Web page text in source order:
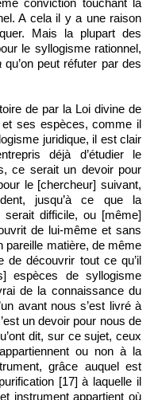
conviction touchant la
A cela il y a une raison
Mais la plupart des
le syllogisme rationnel,
qu’on peut réfuter par des
de par la Loi divine de
ses espèces, comme il
juridique, il est clair
déjà d’étudier le
ce serait un devoir pour
le [chercheur] suivant,
jusqu’à ce que la
difficile, ou [même]
de lui-même et sans
pareille matière, de même
de découvrir tout ce qu’il
espèces de syllogisme
de la connaissance du
avant nous s’est livré à
un devoir pour nous de
dit, sur ce sujet, ceux
ou non à la
grâce auquel est
[17] à laquelle il
instrument appartient où